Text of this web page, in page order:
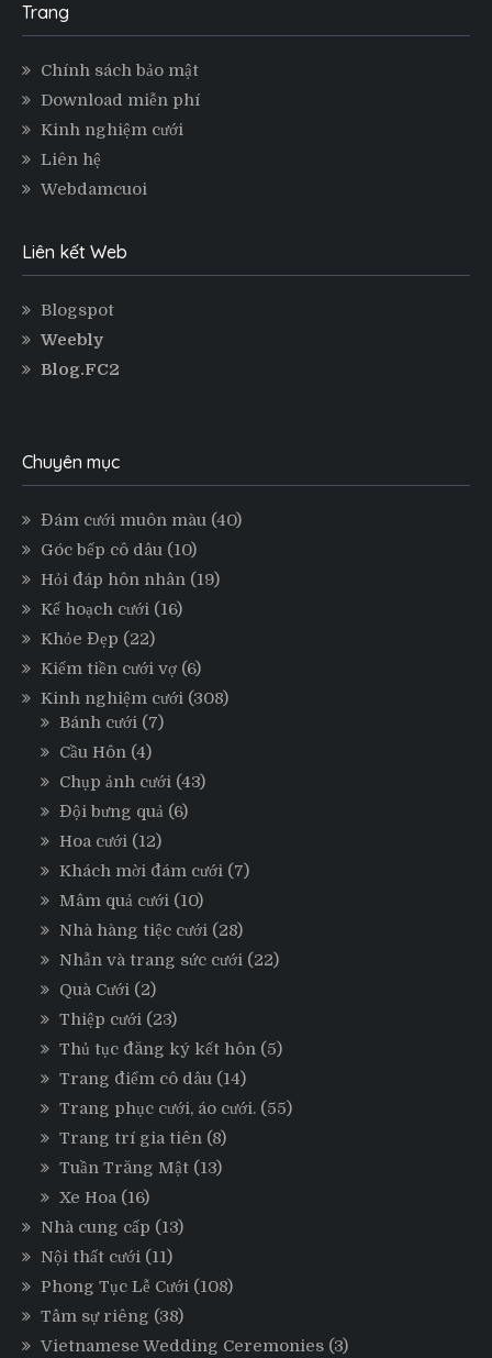
Trang
Chính sách bảo mật
Download miễn phí
Kinh nghiệm cưới
Liên hệ
Webdamcuoi
Liên kết Web
Blogspot
Weebly
Blog.FC2
Chuyên mục
Đám cưới muôn màu (40)
Góc bếp cô dâu (10)
Hỏi đáp hôn nhân (19)
Kế hoạch cưới (16)
Khỏe Đẹp (22)
Kiếm tiền cưới vợ (6)
Kinh nghiệm cưới (308)
Bánh cưới (7)
Cầu Hôn (4)
Chụp ảnh cưới (43)
Đội bưng quả (6)
Hoa cưới (12)
Khách mời đám cưới (7)
Mâm quả cưới (10)
Nhà hàng tiệc cưới (28)
Nhẫn và trang sức cưới (22)
Quà Cưới (2)
Thiệp cưới (23)
Thủ tục đăng ký kết hôn (5)
Trang điểm cô dâu (14)
Trang phục cưới, áo cưới. (55)
Trang trí gia tiên (8)
Tuần Trăng Mật (13)
Xe Hoa (16)
Nhà cung cấp (13)
Nội thất cưới (11)
Phong Tục Lễ Cưới (108)
Tâm sự riêng (38)
Vietnamese Wedding Ceremonies (3)